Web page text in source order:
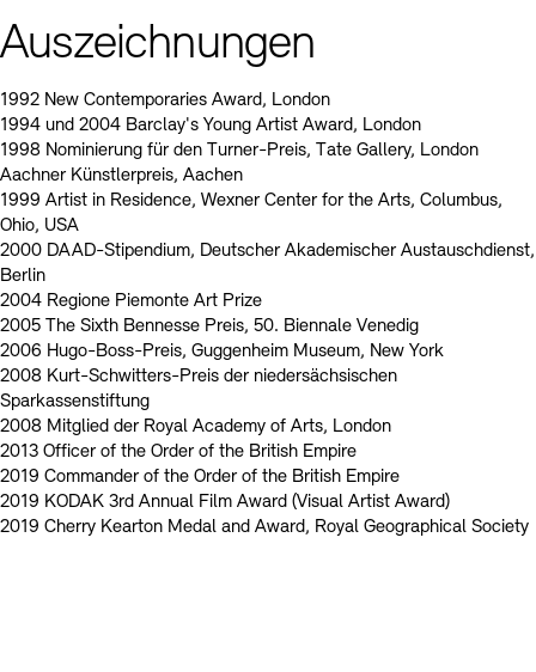
Auszeichnungen
1992 New Contemporaries Award, London
1994 und 2004 Barclay's Young Artist Award, London
1998 Nominierung für den Turner-Preis, Tate Gallery, London
Aachner Künstlerpreis, Aachen
1999 Artist in Residence, Wexner Center for the Arts, Columbus,
Ohio, USA
2000 DAAD-Stipendium, Deutscher Akademischer Austauschdienst,
Berlin
2004 Regione Piemonte Art Prize
2005 The Sixth Bennesse Preis, 50. Biennale Venedig
2006 Hugo-Boss-Preis, Guggenheim Museum, New York
2008 Kurt-Schwitters-Preis der niedersächsischen
Sparkassenstiftung
2008 Mitglied der Royal Academy of Arts, London
2013 Officer of the Order of the British Empire
2019 Commander of the Order of the British Empire
2019 KODAK 3rd Annual Film Award (Visual Artist Award)
2019 Cherry Kearton Medal and Award, Royal Geographical Society